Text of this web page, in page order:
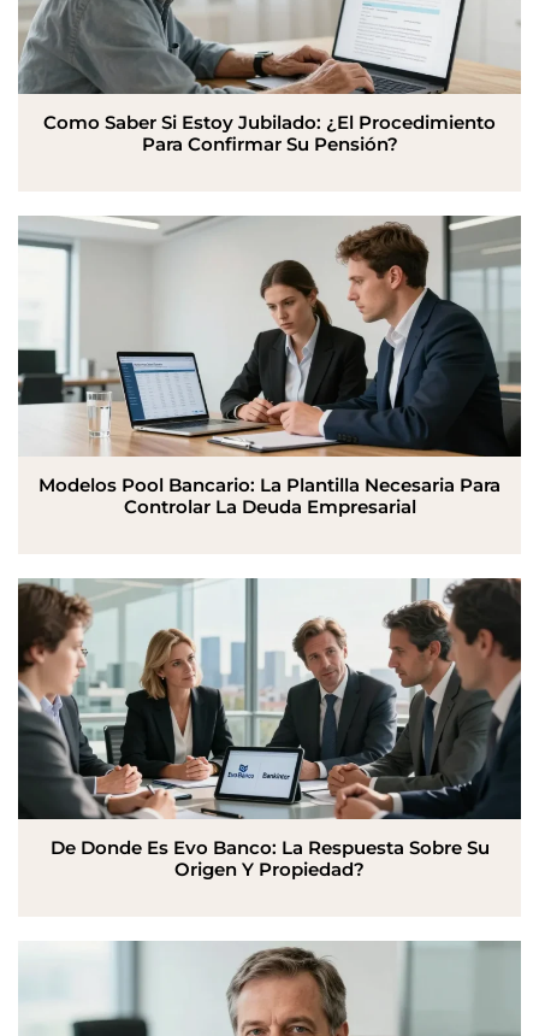
Como Saber Si Estoy Jubilado: ¿El Procedimiento
Para Confirmar Su Pensión?
Modelos Pool Bancario: La Plantilla Necesaria Para
Controlar La Deuda Empresarial
De Donde Es Evo Banco: La Respuesta Sobre Su
Origen Y Propiedad?